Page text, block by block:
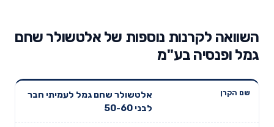
השוואה לקרנות נוספות של אלטשולר שחם
גמל ופנסיה בע"מ
שנתית 3
תשואה
דמי ניהול
אלטשולר שחם גמל לעמיתי חבר
לבני 50-60